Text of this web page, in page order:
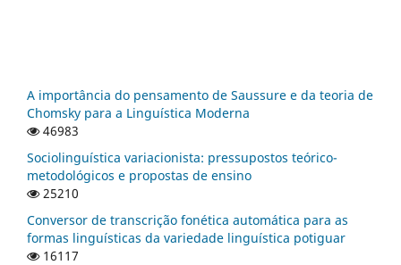
A importância do pensamento de Saussure e da teoria de
Chomsky para a Linguística Moderna
46983
Sociolinguística variacionista: pressupostos teórico-
metodológicos e propostas de ensino
25210
Conversor de transcrição fonética automática para as
formas linguísticas da variedade linguística potiguar
16117